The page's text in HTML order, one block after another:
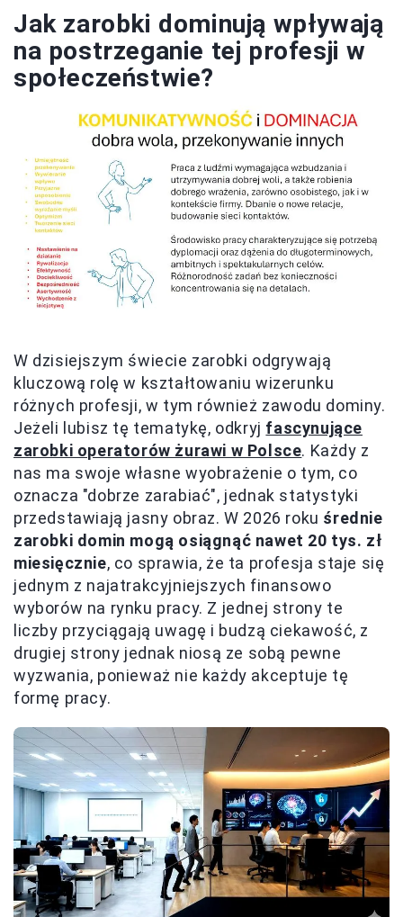
Jak zarobki dominują wpływają
na postrzeganie tej profesji w
społeczeństwie?
W dzisiejszym świecie zarobki odgrywają
kluczową rolę w kształtowaniu wizerunku
różnych profesji, w tym również zawodu dominy.
Jeżeli lubisz tę tematykę, odkryj fascynujące
zarobki operatorów żurawi w Polsce. Każdy z
nas ma swoje własne wyobrażenie o tym, co
oznacza "dobrze zarabiać", jednak statystyki
przedstawiają jasny obraz. W 2026 roku średnie
zarobki domin mogą osiągnąć nawet 20 tys. zł
miesięcznie, co sprawia, że ta profesja staje się
jednym z najatrakcyjniejszych finansowo
wyborów na rynku pracy. Z jednej strony te
liczby przyciągają uwagę i budzą ciekawość, z
drugiej strony jednak niosą ze sobą pewne
wyzwania, ponieważ nie każdy akceptuje tę
formę pracy.